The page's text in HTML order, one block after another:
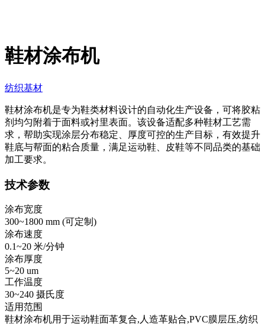
鞋材涂布机
纺织基材
鞋材涂布机是专为鞋类材料设计的自动化生产设备，可将胶粘
剂均匀附着于面料或衬里表面。该设备适配多种鞋材工艺需
求，帮助实现涂层分布稳定、厚度可控的生产目标，有效提升
鞋底与帮面的粘合质量，满足运动鞋、皮鞋等不同品类的基础
加工要求。
技术参数
涂布宽度
300~1800 mm (可定制 )
涂布速度
0.1~20 米/分钟
涂布厚度
5~20 um
工作温度
30~240 摄氏度
适用范围
鞋材涂布机用于运动鞋面革复合,人造革贴合,PVC膜层压,纺织